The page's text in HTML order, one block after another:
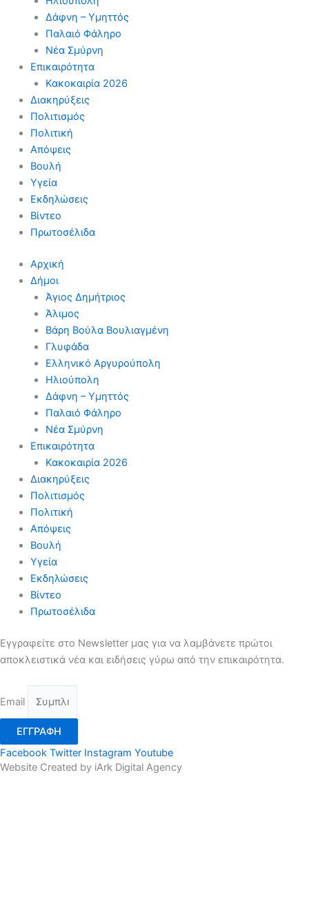
Δάφνη – Υμηττός
Παλαιό Φάληρο
Νέα Σμύρνη
Επικαιρότητα
Κακοκαιρία 2026
Διακηρύξεις
Πολιτισμός
Πολιτική
Απόψεις
Βουλή
Υγεία
Εκδηλώσεις
Βίντεο
Πρωτοσέλιδα
Αρχική
Δήμοι
Άγιος Δημήτριος
Άλιμος
Βάρη Βούλα Βουλιαγμένη
Γλυφάδα
Ελληνικό Αργυρούπολη
Ηλιούπολη
Δάφνη – Υμηττός
Παλαιό Φάληρο
Νέα Σμύρνη
Επικαιρότητα
Κακοκαιρία 2026
Διακηρύξεις
Πολιτισμός
Πολιτική
Απόψεις
Βουλή
Υγεία
Εκδηλώσεις
Βίντεο
Πρωτοσέλιδα
Εγγραφείτε στο Newsletter μας για να λαμβάνετε πρώτοι
αποκλειστικά νέα και ειδήσεις γύρω από την επικαιρότητα.
Email
ΕΓΓΡΑΦΗ
Facebook Twitter Instagram Youtube
Website Created by iArk Digital Agency